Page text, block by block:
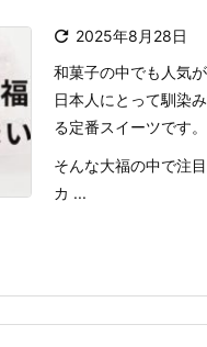
 2025年8月28日
和菓子の中でも人気が
日本人にとって馴染
る定番スイーツです。
そんな大福の中で注
カ ...